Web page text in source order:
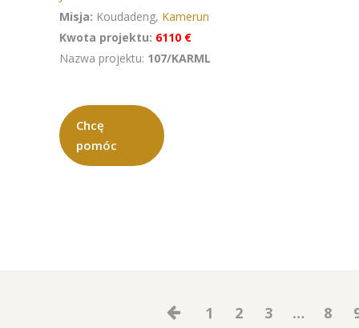
Misja: Koudadeng, Kamerun
Kwota projektu: 6110 €
Nazwa projektu: 107/KARML
Chcę
pomóc
1 2 3 … 8